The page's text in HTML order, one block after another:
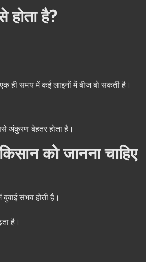
है?
ही समय में कई लाइनों में बीज बो सकती है।
अंकुरण बेहतर होता है।
को जानना चाहिए
संभव होती है।
है।